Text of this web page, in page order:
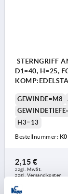
STERNGRIFF
D1=40, H=25,
GEWINDE=M8
H3=13
Bestellnummer:
2,15 €
zzgl. MwSt.
zzgl. Versandkosten